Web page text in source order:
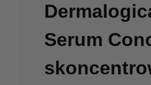
Serum